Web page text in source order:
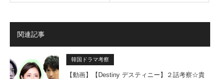
関連記事
韓国ドラマ考察
【動画】【Destiny デスティニー】２話考察☆貴